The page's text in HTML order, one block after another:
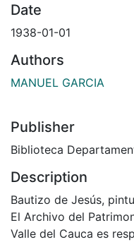
Date
1938-01-01
Authors
MANUEL GARCIA
Publisher
Biblioteca
Description
Bautizo de Jesús,
El Archivo del
Valle del Cauca es